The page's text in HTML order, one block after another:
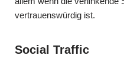
vertrauenswürdig ist.
Social Traffic